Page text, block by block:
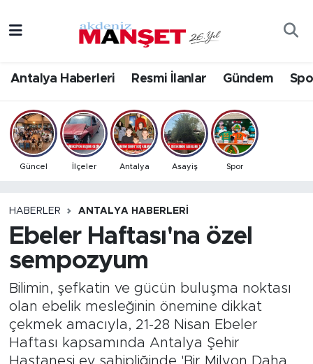
Antalya Haberleri Resmi İlanlar Gündem
Güncel İlçeler Antalya Asayiş Spor
HABERLER ANTALYA HABERLERI
Ebeler Haftası'na özel
sempozyum
Bilimin, şefkatin ve gücün buluşma noktası
olan ebelik mesleğinin önemine dikkat
çekmek amacıyla, 21-28 Nisan Ebeler
Haftası kapsamında Antalya Şehir
Hastanesi ev sahipliğinde 'Bir Milyon Daha
Bilim & Teknoloji
Eğitim
Ekonomi
Gündem
İlçeler
Kültür- Sanat
Magazin
Antalya Hava Durumu
Antalya Namaz Vakitleri
Antalya Trafik Yoğunluk Haritası
Tüm Manşetler
Son Dakika Haberleri
Haber Arşivi